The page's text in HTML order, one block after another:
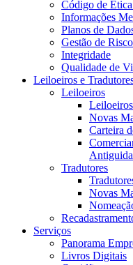
Código de
Informações
Planos de
Gestão de
Integridade
Qualidade de
Leiloeiros e
Leiloeiros
Novas
Carteira
Tradutores
Novas
Serviços
Panorama
Livros Digitais